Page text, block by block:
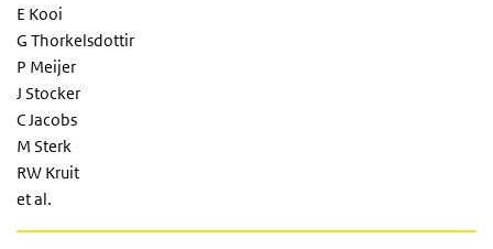
E Kooi
G Thorkelsdottir
P Meijer
J Stocker
C Jacobs
M Sterk
RW Kruit
et al.